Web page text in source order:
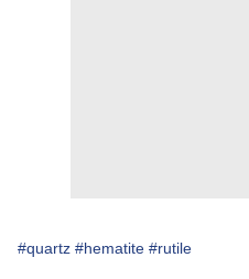
#quartz #hematite #rutile